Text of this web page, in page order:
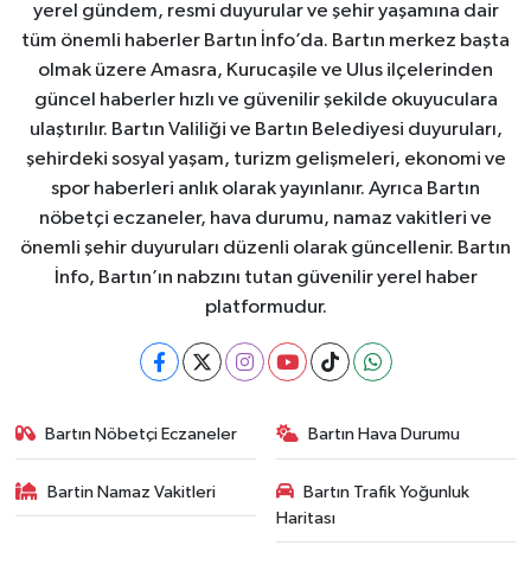
yerel gündem, resmi duyurular ve şehir yaşamına dair
tüm önemli haberler Bartın İnfo’da. Bartın merkez başta
olmak üzere Amasra, Kurucaşile ve Ulus ilçelerinden
güncel haberler hızlı ve güvenilir şekilde okuyuculara
ulaştırılır. Bartın Valiliği ve Bartın Belediyesi duyuruları,
şehirdeki sosyal yaşam, turizm gelişmeleri, ekonomi ve
spor haberleri anlık olarak yayınlanır. Ayrıca Bartın
nöbetçi eczaneler, hava durumu, namaz vakitleri ve
önemli şehir duyuruları düzenli olarak güncellenir. Bartın
İnfo, Bartın’ın nabzını tutan güvenilir yerel haber
platformudur.
Bartın Nöbetçi Eczaneler Bartın Hava Durumu
Bartin Namaz Vakitleri
Bartın Trafik Yoğunluk
Haritası